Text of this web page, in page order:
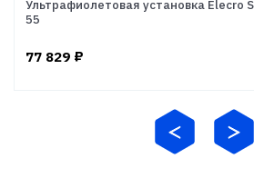
Ультрафиолетовая установка Elecro
55
77 829 ₽